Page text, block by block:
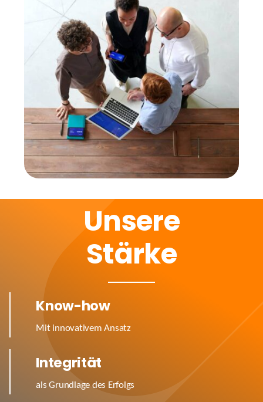
Unsere
Stärke
Know-how
Mit innovativem Ansatz
Integrität
als Grundlage des Erfolgs